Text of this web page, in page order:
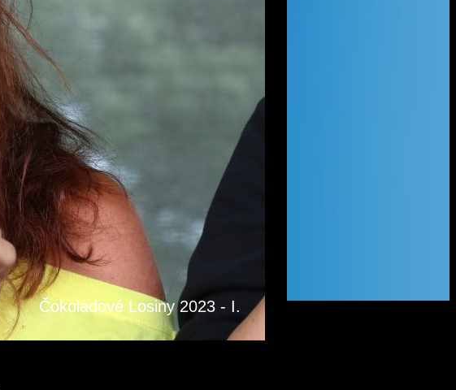
Čokoládové Losiny 2023 - I.